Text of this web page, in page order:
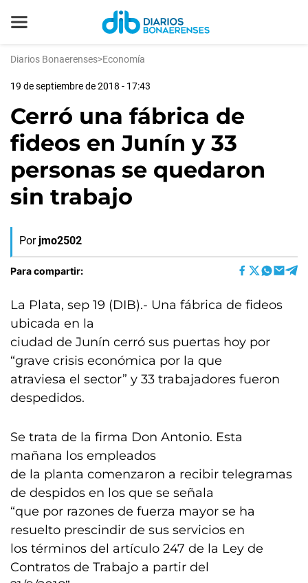
Diarios Bonaerenses>Economía
19 de septiembre de 2018 - 17:43
Cerró una fábrica de
fideos en Junín y 33
personas se quedaron
sin trabajo
Por jmo2502
Para compartir:
La Plata, sep 19 (DIB).- Una fábrica de fideos
ubicada en la
ciudad de Junín cerró sus puertas hoy por
“grave crisis económica por la que
atraviesa el sector” y 33 trabajadores fueron
despedidos.
Se trata de la firma Don Antonio. Esta
mañana los empleados
de la planta comenzaron a recibir telegramas
de despidos en los que se señala
“que por razones de fuerza mayor se ha
resuelto prescindir de sus servicios en
los términos del artículo 247 de la Ley de
Contratos de Trabajo a partir del